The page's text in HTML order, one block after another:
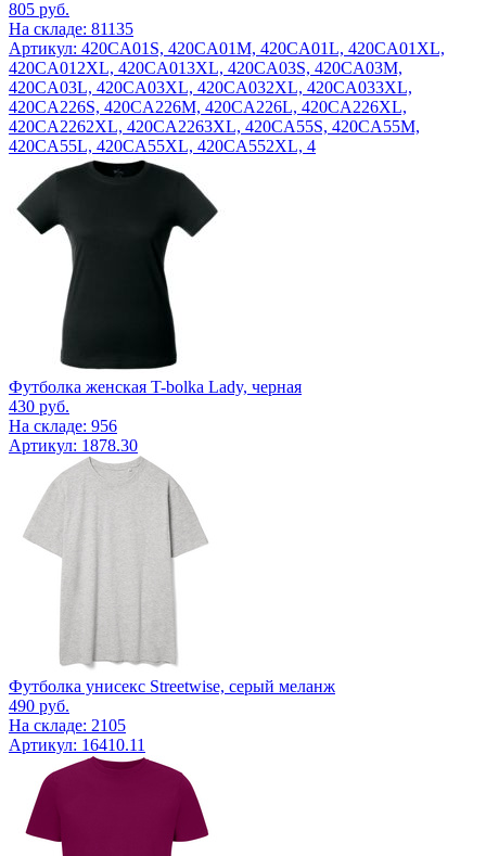
805 руб.
На складе: 81135
Артикул: 420CA01S, 420CA01M, 420CA01L, 420CA01XL,
420CA012XL, 420CA013XL, 420CA03S, 420CA03M,
420CA03L, 420CA03XL, 420CA032XL, 420CA033XL,
420CA226S, 420CA226M, 420CA226L, 420CA226XL,
420CA2262XL, 420CA2263XL, 420CA55S, 420CA55M,
420CA55L, 420CA55XL, 420CA552XL, 4
Футболка женская T-bolka Lady, черная
430 руб.
На складе: 956
Артикул: 1878.30
Футболка унисекс Streetwise, серый меланж
490 руб.
На складе: 2105
Артикул: 16410.11